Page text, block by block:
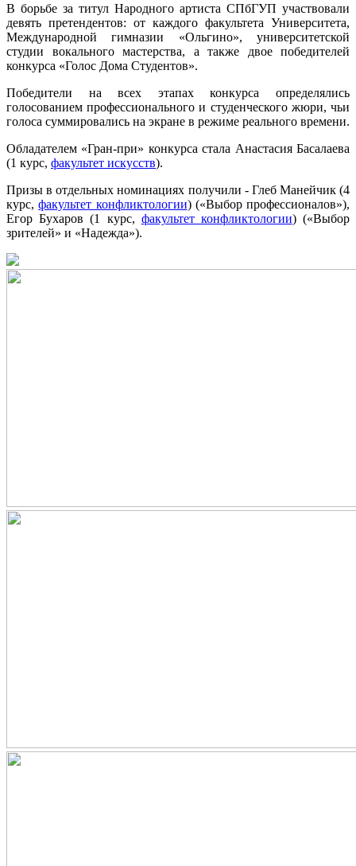
В борьбе за титул Народного артиста СПбГУП участвовали
девять претендентов: от каждого факультета Университета,
Международной гимназии «Ольгино», университетской
студии вокального мастерства, а также двое победителей
конкурса «Голос Дома Студентов».
Победители на всех этапах конкурса определялись
голосованием профессионального и студенческого жюри, чьи
голоса суммировались на экране в режиме реального времени.
Обладателем «Гран-при» конкурса стала Анастасия Басалаева
(1 курс, факультет искусств).
Призы в отдельных номинациях получили - Глеб Манейчик (4
курс,факультет конфликтологии) («Выбор профессионалов»),
Егор Бухаров (1 курс, факультет конфликтологии) («Выбор
зрителей» и «Надежда»).